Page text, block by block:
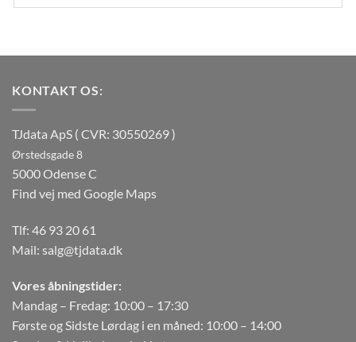
KONTAKT OS:
TJdata ApS ( CVR: 30550269 )
Ørstedsgade 8
5000 Odense C
Find vej med Google Maps
Tlf: 46 93 20 61
Mail: salg@tjdata.dk
Vores åbningstider:
Mandag – Fredag: 10:00 – 17:30
Første og Sidste Lørdag i en måned: 10:00 – 14:00